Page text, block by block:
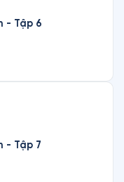
- Tập 6
- Tập 7